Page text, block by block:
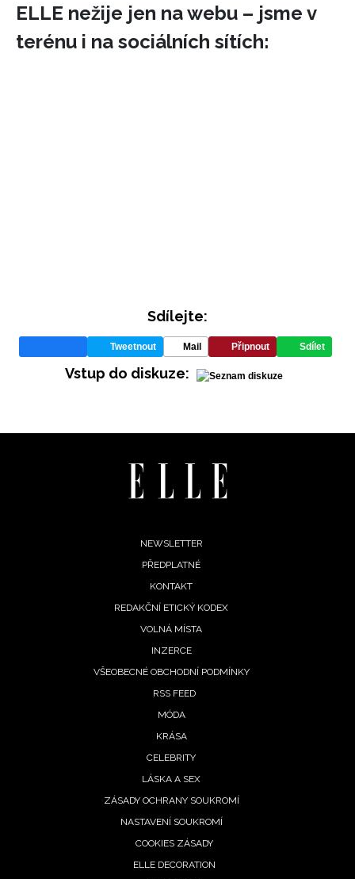
ELLE nežije jen na webu – jsme v
terénu i na sociálních sítích:
Sdílejte:
Tweetnout Mail Připnout Sdílet
Vstup do diskuze:
NEWSLETTER
PŘEDPLATNÉ
KONTAKT
REDAKČNÍ ETICKÝ KODEX
VOLNÁ MÍSTA
INZERCE
VŠEOBECNÉ OBCHODNÍ PODMÍNKY
RSS FEED
MÓDA
KRÁSA
CELEBRITY
LÁSKA A SEX
ZÁSADY OCHRANY SOUKROMÍ
NASTAVENÍ SOUKROMÍ
COOKIES ZÁSADY
ELLE DECORATION